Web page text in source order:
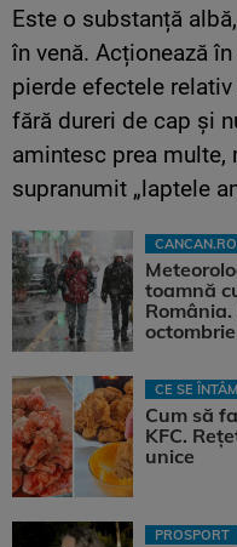
Este o substanță
în venă. Acționează
pierde efectele
fără dureri de cap și
amintesc prea multe,
supranumit „laptele
CANCAN.RO
toamnă
octombrie
CE SE
Cum să
KFC.
unice
PROSPORT